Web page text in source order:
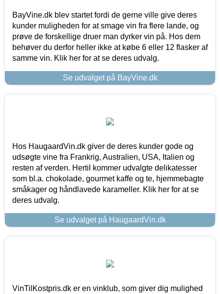
BayVine.dk blev startet fordi de gerne ville give deres
kunder muligheden for at smage vin fra flere lande, og
prøve de forskellige druer man dyrker vin på. Hos dem
behøver du derfor heller ikke at købe 6 eller 12 flasker af
samme vin. Klik her for at se deres udvalg.
Se udvalget på BayVine.dk
Hos HaugaardVin.dk giver de deres kunder gode og
udsøgte vine fra Frankrig, Australien, USA, Italien og
resten af verden. Hertil kommer udvalgte delikatesser
som bl.a. chokolade, gourmet kaffe og te, hjemmebagte
småkager og håndlavede karameller. Klik her for at se
deres udvalg.
Se udvalget på HaugaardVin.dk
VinTilKostpris.dk er en vinklub, som giver dig mulighed